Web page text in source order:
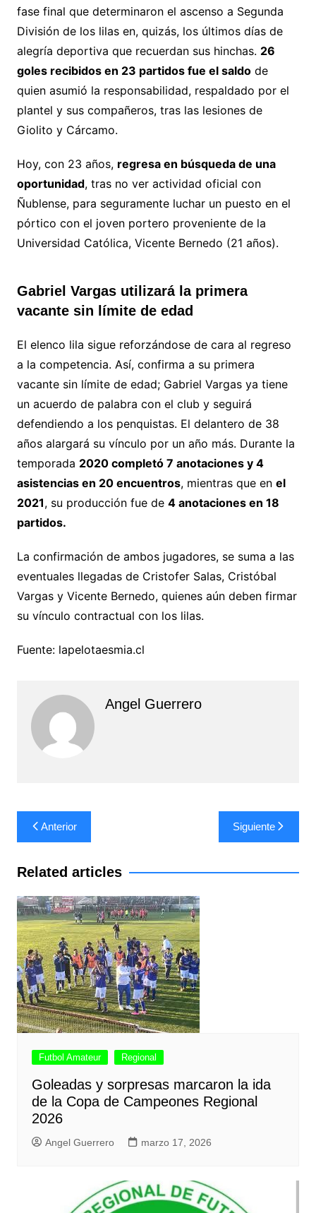
fase final que determinaron el ascenso a Segunda
División de los lilas en, quizás, los últimos días de
alegría deportiva que recuerdan sus hinchas. 26
goles recibidos en 23 partidos fue el saldode
quien asumió la responsabilidad, respaldado por el
plantel y sus compañeros, tras las lesiones de
Giolito y Cárcamo.
Hoy, con 23 años, regresa en búsqueda de una
oportunidad, tras no ver actividad oficial con
Ñublense, para seguramente luchar un puesto en el
pórtico con el joven portero proveniente de la
Universidad Católica, Vicente Bernedo (21 años).
Gabriel Vargas utilizará la primera
vacante sin límite de edad
El elenco lila sigue reforzándose de cara al regreso
a la competencia. Así, confirma a su primera
vacante sin límite de edad; Gabriel Vargas ya tiene
un acuerdo de palabra con el club y seguirá
defendiendo a los penquistas. El delantero de 38
años alargará su vínculo por un año más. Durante la
temporada 2020 completó 7 anotaciones y 4
asistencias en 20 encuentros, mientras que en el
2021, su producción fue de 4 anotaciones en 18
partidos.
La confirmación de ambos jugadores, se suma a las
eventuales llegadas de Cristofer Salas, Cristóbal
Vargas y Vicente Bernedo, quienes aún deben firmar
su vínculo contractual con los lilas.
Fuente: lapelotaesmia.cl
Angel Guerrero
Navegación
de
entradas
Anterior Siguiente
Related articles
Futbol Amateur Regional
Goleadas y sorpresas marcaron la ida
de la Copa de Campeones Regional
2026
Angel Guerrero marzo 17, 2026